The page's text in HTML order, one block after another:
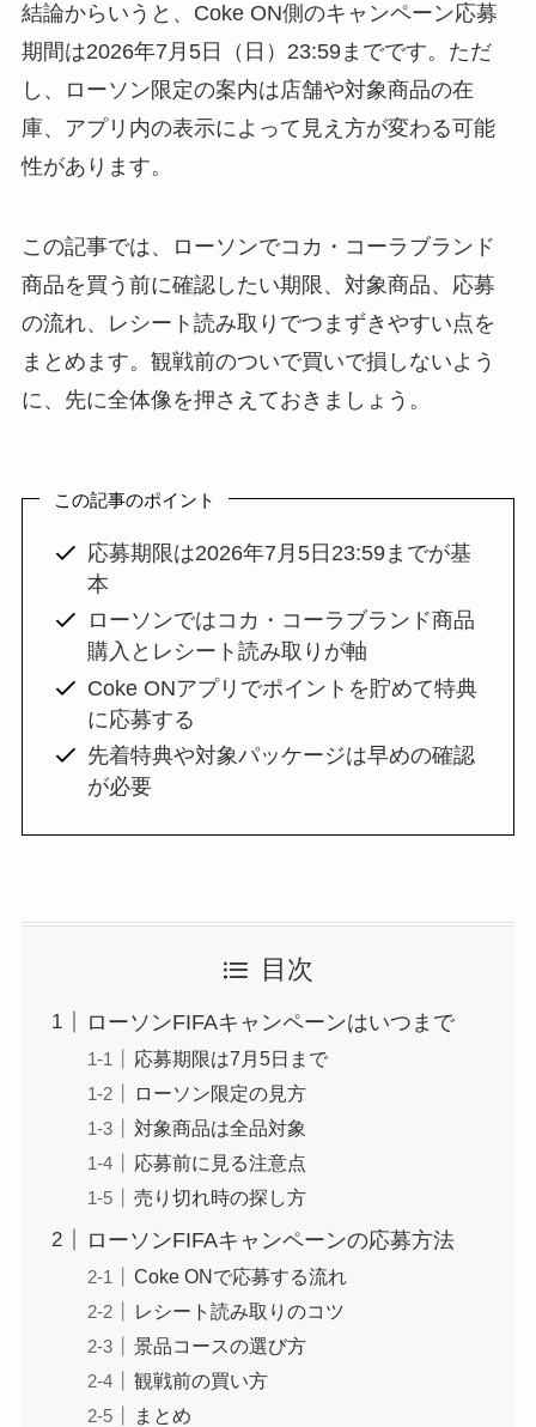
結論からいうと、Coke ON側のキャンペーン応募
期間は2026年7月5日（日）23:59までです。ただ
し、ローソン限定の案内は店舗や対象商品の在
庫、アプリ内の表示によって見え方が変わる可能
性があります。
この記事では、ローソンでコカ・コーラブランド
商品を買う前に確認したい期限、対象商品、応募
の流れ、レシート読み取りでつまずきやすい点を
まとめます。観戦前のついで買いで損しないよう
に、先に全体像を押さえておきましょう。
この記事のポイント
応募期限は2026年7月5日23:59までが基
本
ローソンではコカ・コーラブランド商品
購入とレシート読み取りが軸
Coke ONアプリでポイントを貯めて特典
に応募する
先着特典や対象パッケージは早めの確認
が必要
目次
ローソンFIFAキャンペーンはいつまで
応募期限は7月5日まで
ローソン限定の見方
対象商品は全品対象
応募前に見る注意点
売り切れ時の探し方
ローソンFIFAキャンペーンの応募方法
Coke ONで応募する流れ
レシート読み取りのコツ
景品コースの選び方
観戦前の買い方
まとめ